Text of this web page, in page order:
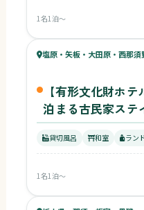
1名1泊〜
64ベビー
68キッズ
塩原・矢板・大田原・西那須
【有形文化財ホ
泊まる古民家ステ
貸切風呂 和室 ラン
1名1泊〜
39キッズ